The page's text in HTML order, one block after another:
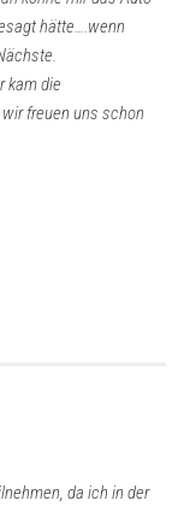
hätte….wenn
kam die
freuen uns schon
da ich in der